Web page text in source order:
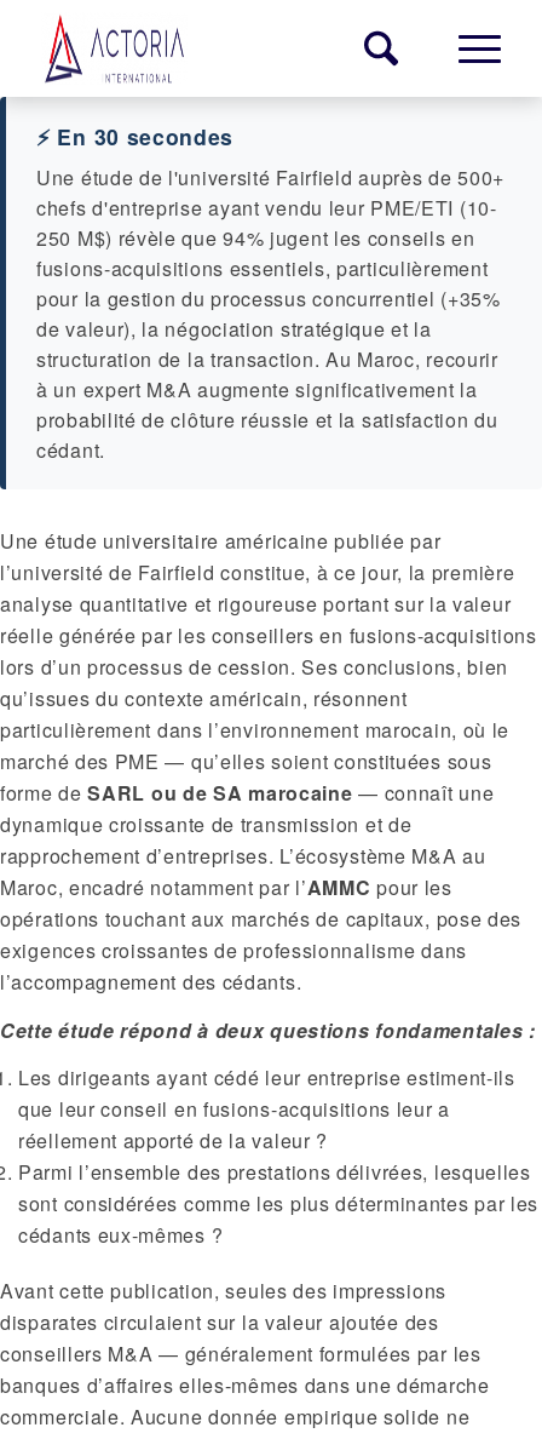
⚡ En 30 secondes
Une étude de l'université Fairfield auprès de 500+
chefs d'entreprise ayant vendu leur PME/ETI (10-
250 M$) révèle que 94% jugent les conseils en
fusions-acquisitions essentiels, particulièrement
pour la gestion du processus concurrentiel (+35%
de valeur), la négociation stratégique et la
structuration de la transaction. Au Maroc, recourir
à un expert M&A augmente significativement la
probabilité de clôture réussie et la satisfaction du
cédant.
Une étude universitaire américaine publiée par
l’université de Fairfield constitue, à ce jour, la première
analyse quantitative et rigoureuse portant sur la valeur
réelle générée par les conseillers en fusions-acquisitions
lors d’un processus de cession. Ses conclusions, bien
qu’issues du contexte américain, résonnent
particulièrement dans l’environnement marocain, où le
marché des PME — qu’elles soient constituées sous
forme deSARL ou de SA marocaine — connaît une
dynamique croissante de transmission et de
rapprochement d’entreprises. L’écosystème M&A au
Maroc, encadré notamment par l’AMMC pour les
opérations touchant aux marchés de capitaux, pose des
exigences croissantes de professionnalisme dans
l’accompagnement des cédants.
Cette étude répond à deux questions fondamentales :
Les dirigeants ayant cédé leur entreprise estiment-ils
que leur conseil en fusions-acquisitions leur a
réellement apporté de la valeur ?
Parmi l’ensemble des prestations délivrées, lesquelles
sont considérées comme les plus déterminantes par les
cédants eux-mêmes ?
Avant cette publication, seules des impressions
disparates circulaient sur la valeur ajoutée des
conseillers M&A — généralement formulées par les
banques d’affaires elles-mêmes dans une démarche
commerciale. Aucune donnée empirique solide ne